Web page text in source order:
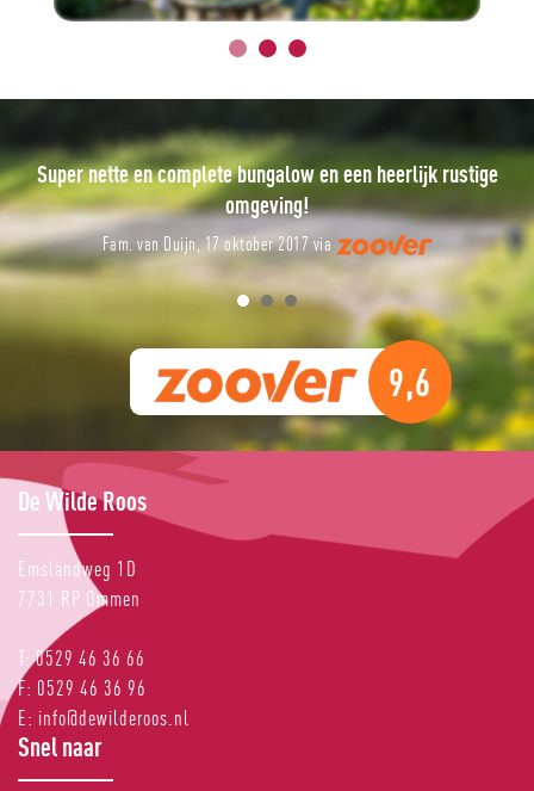
Een prachtige week op heerlijk rustig park!
J. G. Kuipers, 11 oktober 2017 via
9,6
De Wilde Roos
Emslandweg 1D
7731 RP Ommen
T:0529 46 36 66
F: 0529 46 36 96
E: info@dewilderoos.nl
Snel naar